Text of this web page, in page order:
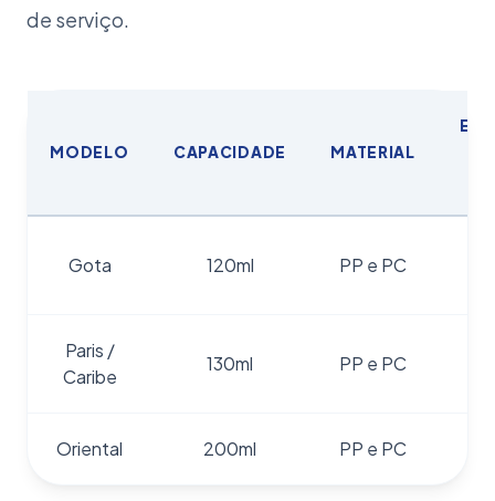
de serviço.
MODELO CAPACIDADE MATERIAL
Gota 120ml PP e PC
Paris /
Caribe
130ml PP e PC
Oriental 200ml PP e PC